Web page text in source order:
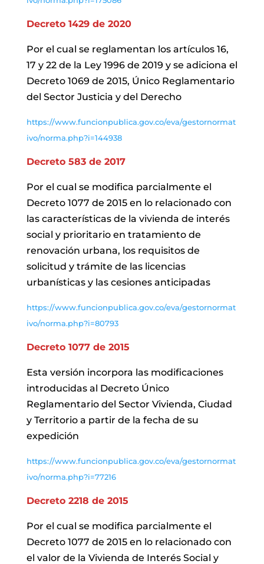
Decreto 1429 de 2020
Por el cual se reglamentan los artículos 16,
17 y 22 de la Ley 1996 de 2019 y se adiciona el
Decreto 1069 de 2015, Único Reglamentario
del Sector Justicia y del Derecho
https://www.funcionpublica.gov.co/eva/gestornormat
ivo/norma.php?i=144938
Decreto 583 de 2017
Por el cual se modifica parcialmente el
Decreto 1077 de 2015 en lo relacionado con
las características de la vivienda de interés
social y prioritario en tratamiento de
renovación urbana, los requisitos de
solicitud y trámite de las licencias
urbanísticas y las cesiones anticipadas
https://www.funcionpublica.gov.co/eva/gestornormat
ivo/norma.php?i=80793
Decreto 1077 de 2015
Esta versión incorpora las modificaciones
introducidas al Decreto Único
Reglamentario del Sector Vivienda, Ciudad
y Territorio a partir de la fecha de su
expedición
https://www.funcionpublica.gov.co/eva/gestornormat
ivo/norma.php?i=77216
Decreto 2218 de 2015
Por el cual se modifica parcialmente el
Decreto 1077 de 2015 en lo relacionado con
el valor de la Vivienda de Interés Social y